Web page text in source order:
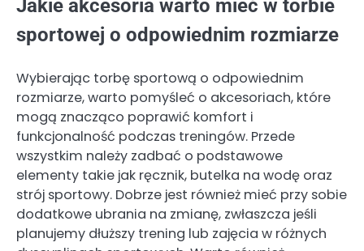
Jakie akcesoria warto mieć w torbie
sportowej o odpowiednim rozmiarze
Wybierając torbę sportową o odpowiednim
rozmiarze, warto pomyśleć o akcesoriach, które
mogą znacząco poprawić komfort i
funkcjonalność podczas treningów. Przede
wszystkim należy zadbać o podstawowe
elementy takie jak ręcznik, butelka na wodę oraz
strój sportowy. Dobrze jest również mieć przy sobie
dodatkowe ubrania na zmianę, zwłaszcza jeśli
planujemy dłuższy trening lub zajęcia w różnych